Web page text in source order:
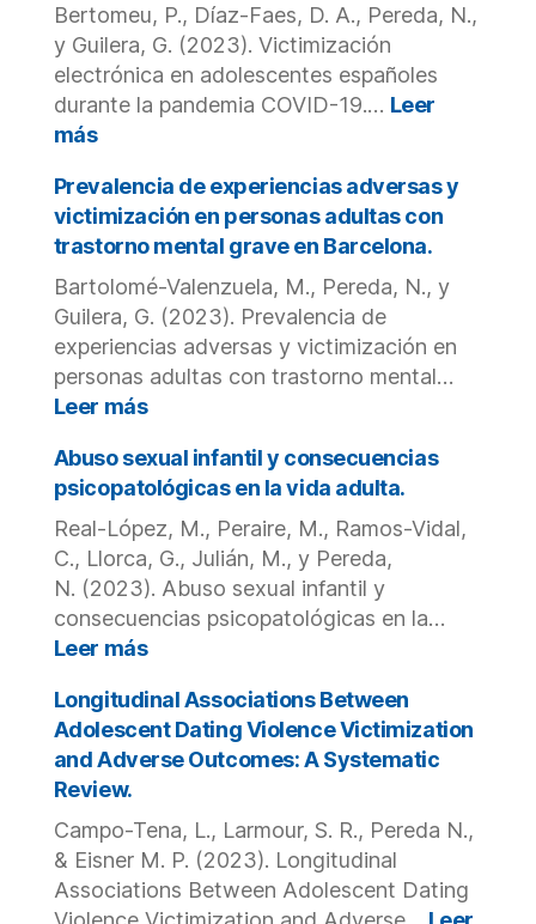
people
with
intellectual
disabilities.
Bertomeu, P., Díaz-Faes, D. A., Pereda, N.,
y Guilera, G. (2023). Victimización
electrónica en adolescentes españoles
durante la pandemia COVID-19.… Leer
más:
electrónica
en
adolescentes
españoles
durante
la
pandemia
COVID-
Prevalencia de experiencias adversas y
victimización en personas adultas con
trastorno mental grave en Barcelona.
Bartolomé-Valenzuela, M., Pereda, N., y
Guilera, G. (2023). Prevalencia de
experiencias adversas y victimización en
personas adultas con trastorno mental…
Leer más:
de
experiencias
adversas
y
victimización
en
personas
adultas
trastorno
mental
grave
en
Abuso sexual infantil y consecuencias
psicopatológicas en la vida adulta.
Real-López, M., Peraire, M., Ramos-Vidal,
C., Llorca, G., Julián, M., y Pereda,
N. (2023). Abuso sexual infantil y
consecuencias psicopatológicas en la…
Leer más:
sexual
infantil
y
consecuencias
en
la
vida
adulta.
Longitudinal Associations Between
Adolescent Dating Violence Victimization
and Adverse Outcomes: A Systematic
Review.
Campo-Tena, L., Larmour, S. R., Pereda N.,
& Eisner M. P. (2023). Longitudinal
Associations Between Adolescent Dating